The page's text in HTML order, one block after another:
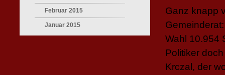
Ganz knapp
Wahl 10.954
Politiker
Krczal, der
Februar 2015
Januar 2015